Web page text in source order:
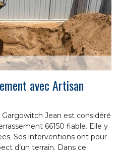
avec Artisan
Jean est considéré
66150 fiable. Elle y
Ses interventions ont pour
d’un terrain. Dans ce